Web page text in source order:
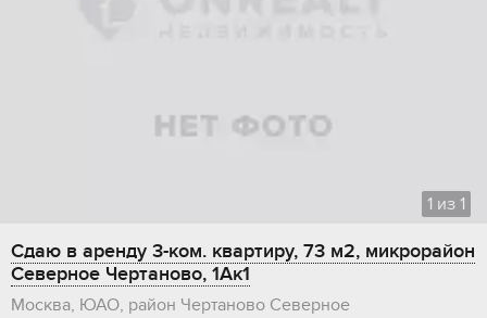
1 из 1
Сдаю в аренду 3-ком. квартиру, 73 м2, микрорайон
Северное Чертаново, 1Ак1
Москва, ЮАО, район Чертаново Северное